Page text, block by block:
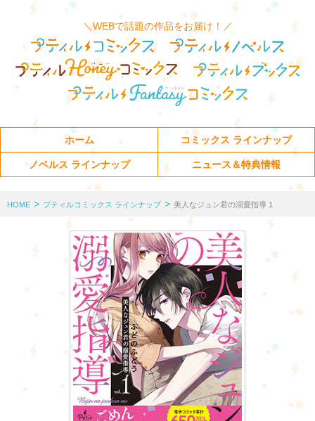
＼WEBで話題の作品をお届け！／
ホーム コミックス ラインナップ
ノベルス ラインナップ ニュース＆特典情報
HOME > プティルコミックス ラインナップ > 美人なジュン君の溺愛指導 1